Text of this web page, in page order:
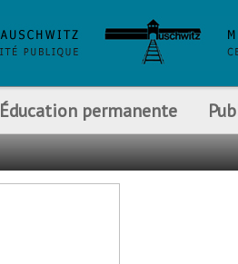
Éducation permanente